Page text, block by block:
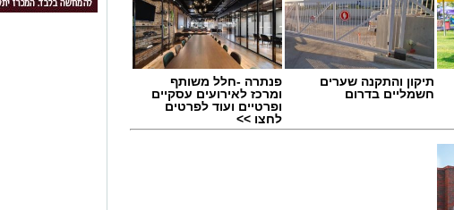
תיקון והתקנה שערים
חשמליים בדרום
פנתרה -חלל משותף
ומרכז לאירועים עסקיים
ופרטיים ועוד לפרטים
לחצו >>